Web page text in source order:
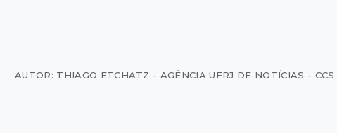
AUTOR: THIAGO ETCHATZ - AGÊNCIA UFRJ DE NOTÍCIAS - CCS